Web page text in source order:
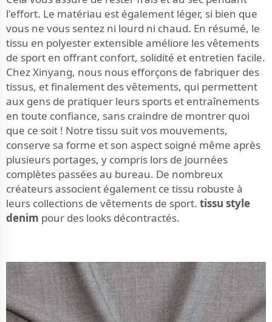
l'effort. Le matériau est également léger, si bien que
vous ne vous sentez ni lourd ni chaud. En résumé, le
tissu en polyester extensible améliore les vêtements
de sport en offrant confort, solidité et entretien facile.
Chez Xinyang, nous nous efforçons de fabriquer des
tissus, et finalement des vêtements, qui permettent
aux gens de pratiquer leurs sports et entraînements
en toute confiance, sans craindre de montrer quoi
que ce soit ! Notre tissu suit vos mouvements,
conserve sa forme et son aspect soigné même après
plusieurs portages, y compris lors de journées
complètes passées au bureau. De nombreux
créateurs associent également ce tissu robuste à
leurs collections de vêtements de sport. tissu style
denim pour des looks décontractés.